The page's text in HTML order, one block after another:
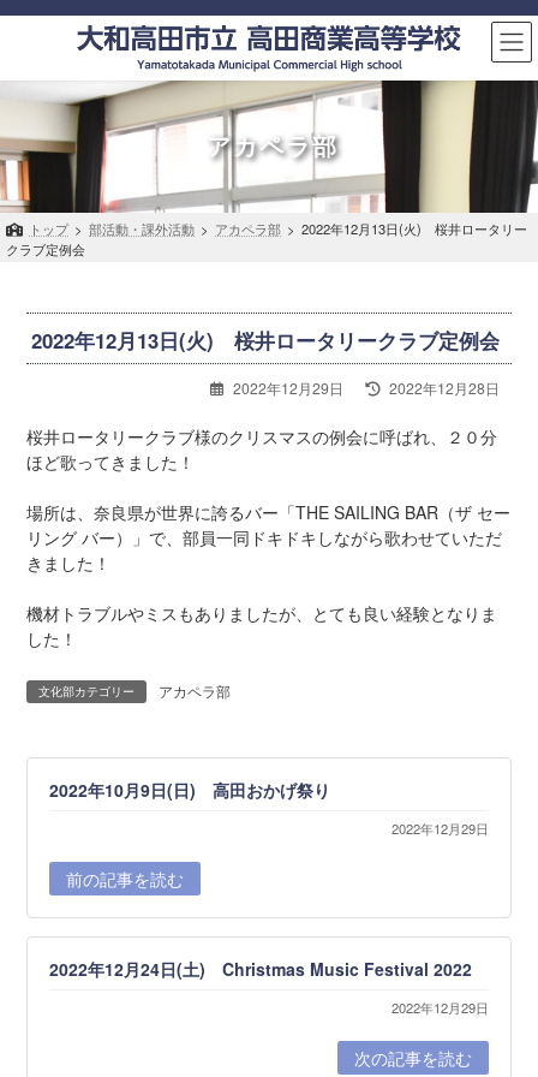
コ
ン
へ
ス
キ
ッ
プ
ナ
ー
ョ
ン
に
移
動
アカペラ部
トップ > 部活動・課外活動 > アカペラ部 > 2022年12月13日(火) 桜井ロータリー
クラブ定例会
2022年12月13日(火) 桜井ロータリークラブ定例会
2022年12月29日
最
更
新
:
2022年12月28日
桜井ロータリークラブ様のクリスマスの例会に呼ばれ、２０分
ほど歌ってきました！
場所は、奈良県が世界に誇るバー「THE SAILING BAR（ザ セー
リング バー）」で、部員一同ドキドキしながら歌わせていただ
きました！
機材トラブルやミスもありましたが、とても良い経験となりま
した！
文化部カテゴリー アカペラ部
2022年10月9日(日) 高田おかげ祭り
2022年12月29日
前の記事を読む
2022年12月24日(土) Christmas Music Festival 2022
2022年12月29日
次の記事を読む